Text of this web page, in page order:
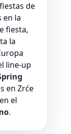
de
en la
fiesta,
la
line-up
en Zrće
el
.